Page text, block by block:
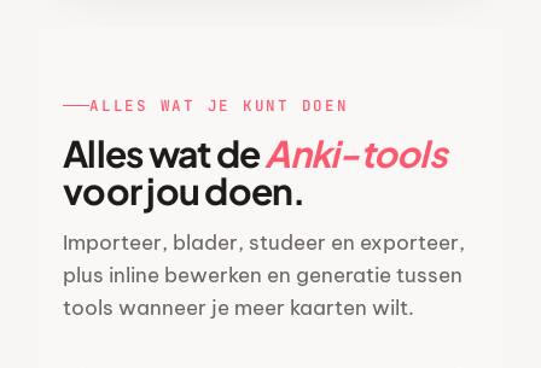
ALLES WAT JE KUNT DOEN
Alles wat deAnki-tools
voor jou doen.
Importeer, blader, studeer en exporteer,
plus inline bewerken en generatie tussen
tools wanneer je meer kaarten wilt.